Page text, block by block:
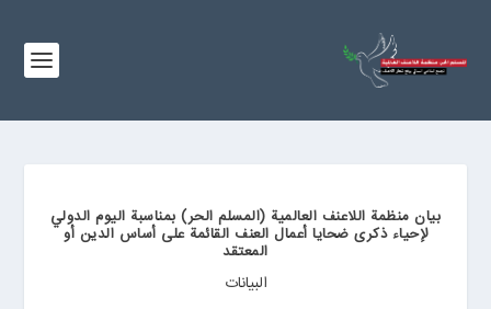
بيان منظمة اللاعنف العالمية (المسلم الحر) بمناسبة اليوم الدولي
لإحياء ذكرى ضحايا أعمال العنف القائمة على أساس الدين أو
المعتقد
البیانات